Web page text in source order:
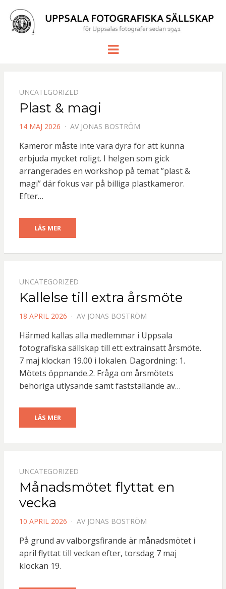
UPPSALA
Meny
UNCATEGORIZED
Plast & magi
PUBLICERAD
14 MAJ 2026 AV JONAS BOSTRÖM
Kameror måste inte vara dyra för att kunna
erbjuda mycket roligt. I helgen som gick
arrangerades en workshop på temat ”plast &
magi” där fokus var på billiga plastkameror.
Efter…
LÄS MER
UNCATEGORIZED
Kallelse till extra årsmöte
PUBLICERAD
18 APRIL 2026 AV JONAS BOSTRÖM
Härmed kallas alla medlemmar i Uppsala
fotografiska sällskap till ett extrainsatt årsmöte.
7 maj klockan 19.00 i lokalen. Dagordning: 1.
Mötets öppnande.2. Fråga om årsmötets
behöriga utlysande samt fastställande av…
LÄS MER
UNCATEGORIZED
Månadsmötet flyttat en
vecka
PUBLICERAD
10 APRIL 2026 AV JONAS BOSTRÖM
På grund av valborgsfirande är månadsmötet i
april flyttat till veckan efter, torsdag 7 maj
klockan 19.